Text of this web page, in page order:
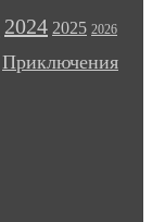
2024 2025 2026
Приключения